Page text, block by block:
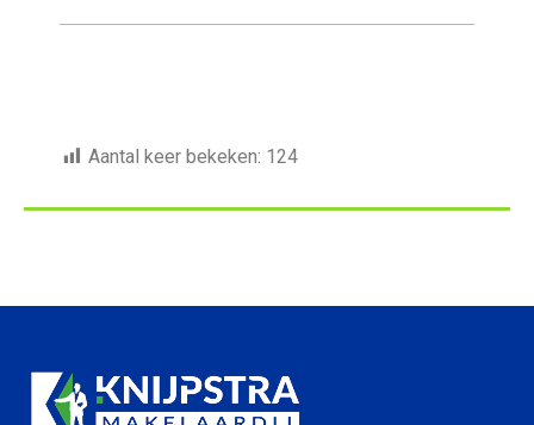
Aantal keer bekeken: 124